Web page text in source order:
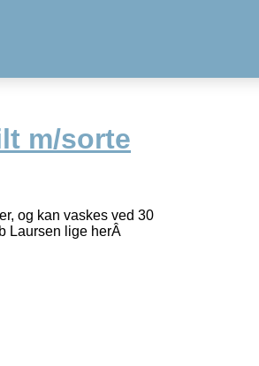
m/sorte
og kan vaskes ved 30
Laursen lige herÂ